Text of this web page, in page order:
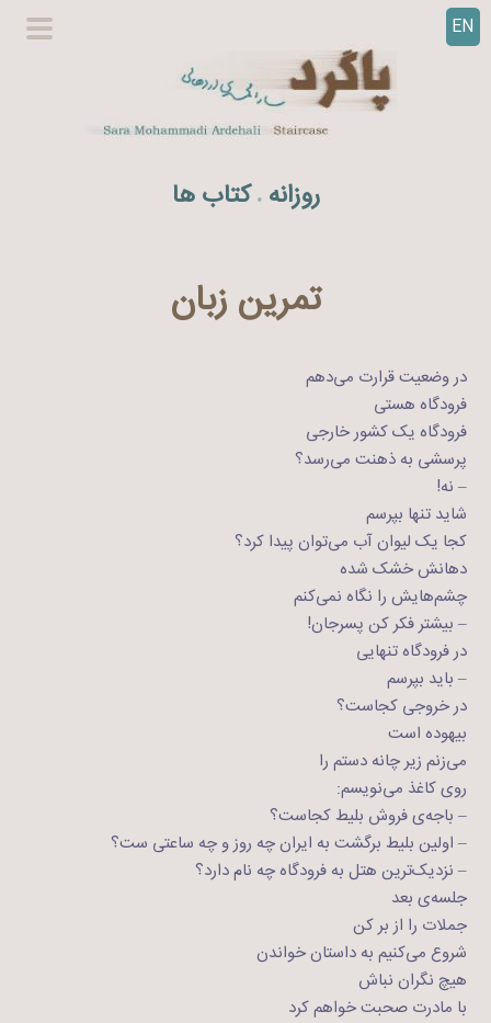
EN
روزانه . کتاب ها
تمرین زبان
در وضعیت قرارت می‌دهم
فرودگاه هستی
فرودگاه یک کشور خارجی
پرسشی به ذهنت می‌رسد؟
– نه!
شاید تنها بپرسم
کجا یک لیوان آب می‌توان پیدا کرد؟
دهانش خشک شده
چشم‌هایش را نگاه نمی‌کنم
– بیشتر فکر کن پسرجان!
در فرودگاه تنهایی
– باید بپرسم
در خروجی کجاست؟
بیهوده است
می‌زنم زیر چانه دستم را
روی کاغذ می‌نویسم:
– باجه‌ی فروش بلیط کجاست؟
– اولین بلیط برگشت به ایران چه روز و چه ساعتی ست؟
– نزدیک‌ترین هتل به فرودگاه چه نام دارد؟
جلسه‌ی بعد
جملات را از بر کن
شروع می‌کنیم به داستان خواندن
هیچ نگران نباش
با مادرت صحبت خواهم کرد